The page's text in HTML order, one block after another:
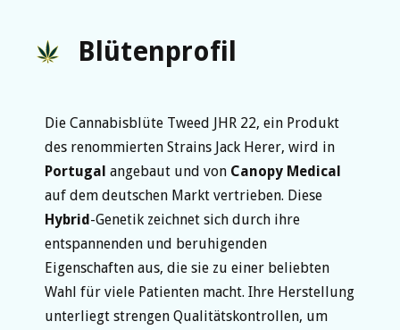
Blütenprofil
Die Cannabisblüte Tweed JHR 22, ein Produkt
des renommierten Strains Jack Herer, wird in
Portugal angebaut und von Canopy Medical
auf dem deutschen Markt vertrieben. Diese
Hybrid-Genetik zeichnet sich durch ihre
entspannenden und beruhigenden
Eigenschaften aus, die sie zu einer beliebten
Wahl für viele Patienten macht. Ihre Herstellung
unterliegt strengen Qualitätskontrollen, um